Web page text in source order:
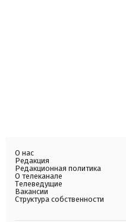
О нас
Редакция
Редакционная политика
О телеканале
Телеведущие
Вакансии
Структура собственности